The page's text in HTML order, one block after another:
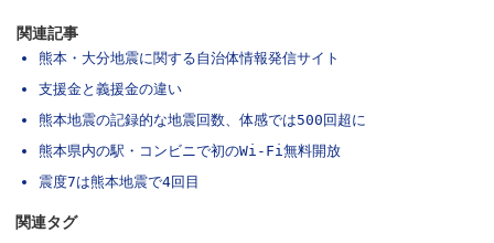
関連記事
熊本・大分地震に関する自治体情報発信サイト
支援金と義援金の違い
熊本地震の記録的な地震回数、体感では500回超に
熊本県内の駅・コンビニで初のWi-Fi無料開放
震度7は熊本地震で4回目
関連タグ